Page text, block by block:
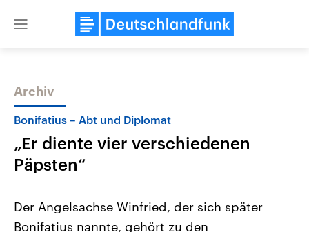
Close
Themen
Archiv
Bonifatius – Abt und Diplomat
„Er diente vier verschiedenen
Päpsten“
Der Angelsachse Winfried, der sich später
Bonifatius nannte, gehört zu den